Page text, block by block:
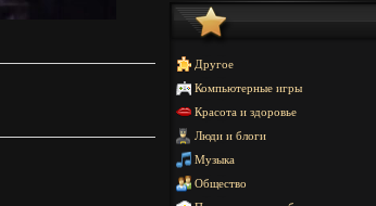
Другое
Компьютерные игры
Красота и здоровье
Люди и блоги
Музыка
Общество